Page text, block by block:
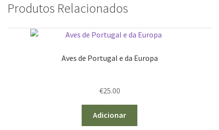
Produtos Relacionados
Aves de Portugal e da Europa
€25.00
Adicionar